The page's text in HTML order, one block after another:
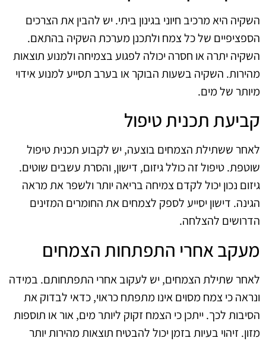
השקיה היא מרכיב חיוני בגינון ביתי. יש להבין את הצרכים
הספציפיים של כל צמח ולתכנן מערכת השקיה בהתאם.
השקיה יתרה או חסרה יכולה לפגוע בצמיחה ולמנוע תוצאות
מהירות. השקיה בשעות הבוקר או בערב תסייע למנוע אידוי
מיותר של מים.
קביעת תכנית טיפול
לאחר ששתילת הצמחים בוצעה, יש לקבוע תכנית טיפול
שוטפת. טיפול זה כולל גיזום, דישון, והסרת עשבים שוטים.
גיזום נכון יכול לקדם צמיחה בריאה יותר ולשפר את מראה
הגינה. דישון יסייע לספק לצמחים את החומרים המזינים
הדרושים להצלחה.
מעקב אחרי התפתחות הצמחים
לאחר שתילת הצמחים, יש לעקוב אחרי התפתחותם. במידה
ונראה כי צמח מסוים אינו מתפתח כראוי, כדאי לבדוק את
הסיבות לכך. ייתכן כי הצמח זקוק ליותר מים, אור או תוספות
מזון. זיהוי בעיות בזמן יכול להבטיח תוצאות מהירות יותר